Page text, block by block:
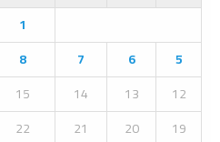
o
1
5
6
7
8
12
13
14
15
19
20
21
22